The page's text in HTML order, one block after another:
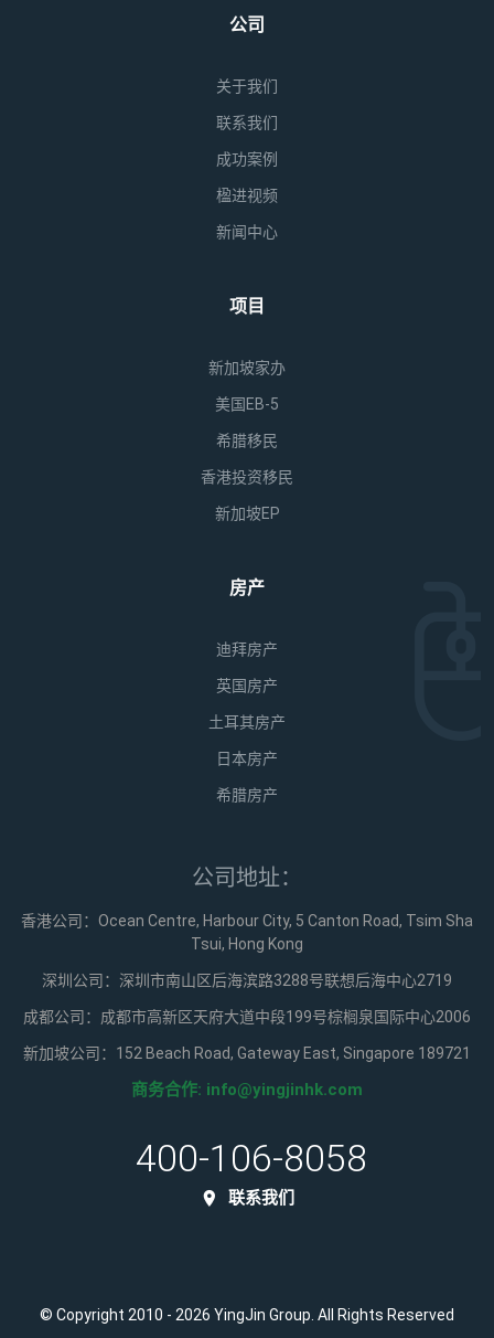
公司
关于我们
联系我们
成功案例
楹进视频
新闻中心
项目
新加坡家办
美国EB-5
希腊移民
香港投资移民
新加坡EP
房产
迪拜房产
英国房产
土耳其房产
日本房产
希腊房产
公司地址：
香港公司：Ocean Centre, Harbour City, 5 Canton Road, Tsim Sha
Tsui, Hong Kong
深圳公司：深圳市南山区后海滨路3288号联想后海中心2719
成都公司：成都市高新区天府大道中段199号棕榈泉国际中心2006
新加坡公司：152 Beach Road, Gateway East, Singapore 189721
商务合作: info@yingjinhk.com
400-106-8058
联系我们
© Copyright 2010 - 2026 YingJin Group. All Rights Reserved